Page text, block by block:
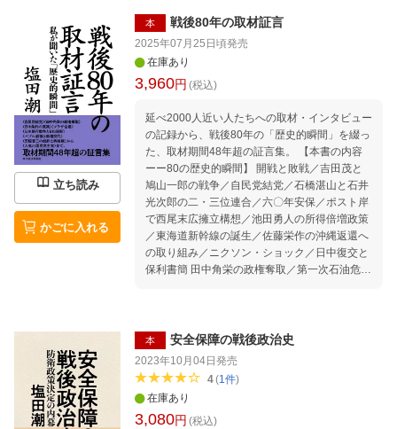
立ち読み
かごに入れる
本 戦後80年の取材証言
2025年07月25日頃発売
在庫あり
3,960円 (税込)
延べ2000人近い人たちへの取材・インタビュー
の記録から、戦後80年の「歴史的瞬間」を綴っ
た、取材期間48年超の証言集。 【本書の内容
ーー80の歴史的瞬間】 開戦と敗戦／吉田茂と
鳩山一郎の戦争／自民党結党／石橋湛山と石井
光次郎の二・三位連合／六〇年安保／ポスト岸
で西尾末広擁立構想／池田勇人の所得倍増政策
／東海道新幹線の誕生／佐藤栄作の沖縄返還へ
の取り組み／ニクソン・ショック／日中復交と
保利書簡 田中角栄の政権奪取／第一次石油危機
調印／大平正芳の死／土光臨調の発足 中曽根康
弘の政権獲得／二階堂進擁立構想つぶし／プラ
ザ合意／一九八六年の衆参同日選挙／新自由ク
ラブの興亡／日米銀行戦争とBIS規制／リクル
ート事件と「江副浩正の野望」／消費税導入／
戦後初の改元「平成」 「たなぼた」で海部
本 安全保障の戦後政治史
2023年10月04日 発売
4(1件)
在庫あり
3,080円 (税込)